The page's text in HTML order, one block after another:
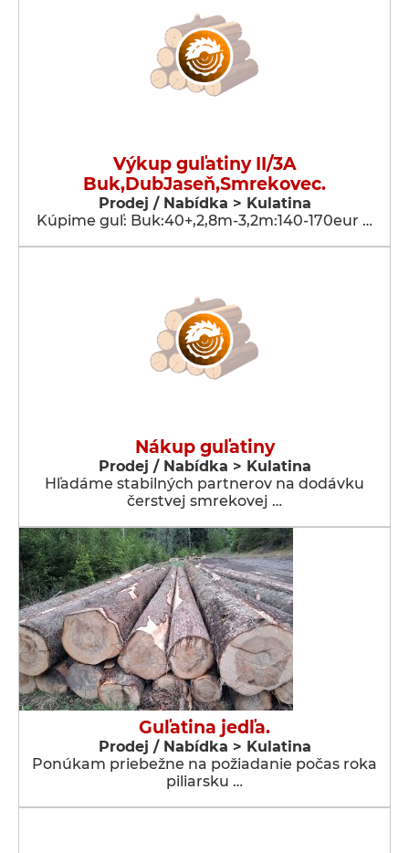
Výkup guľatiny II/3A
Buk,DubJaseň,Smrekovec.
Prodej / Nabídka > Kulatina
Kúpime guľ: Buk:40+,2,8m-3,2m:140-170eur …
Nákup guľatiny
Prodej / Nabídka > Kulatina
Hľadáme stabilných partnerov na dodávku
čerstvej smrekovej …
Guľatina jedľa.
Prodej / Nabídka > Kulatina
Ponúkam priebežne na požiadanie počas roka
piliarsku …